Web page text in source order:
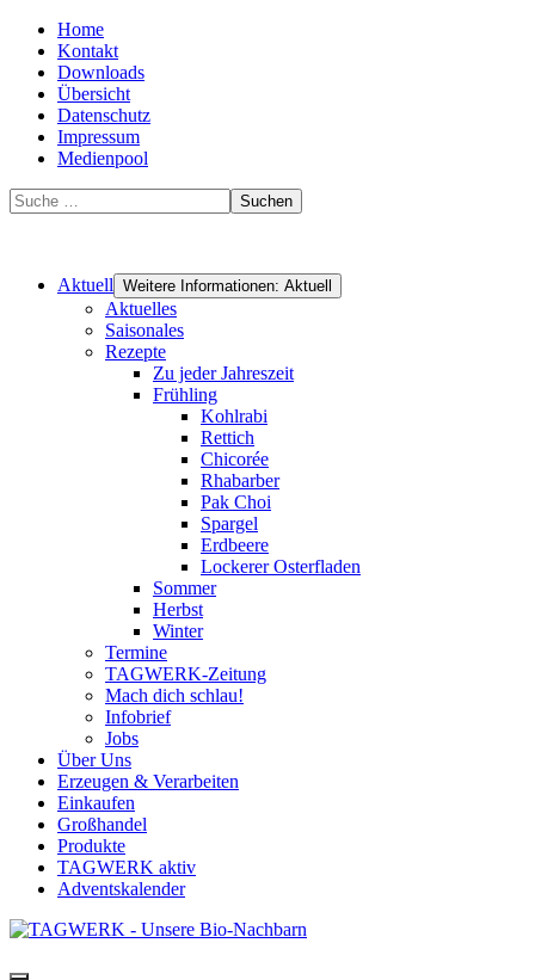
Home
Kontakt
Downloads
Übersicht
Datenschutz
Impressum
Medienpool
Suchen
Aktuell Weitere Informationen: Aktuell
Aktuelles
Saisonales
Rezepte
Zu jeder Jahreszeit
Frühling
Kohlrabi
Rettich
Chicorée
Rhabarber
Pak Choi
Spargel
Erdbeere
Lockerer Osterfladen
Sommer
Herbst
Winter
Termine
TAGWERK-Zeitung
Mach dich schlau!
Infobrief
Jobs
Über Uns
Erzeugen & Verarbeiten
Einkaufen
Großhandel
Produkte
TAGWERK aktiv
Adventskalender